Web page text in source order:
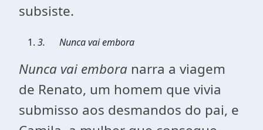
subsiste.
3. Nunca vai embora
Nunca vai embora narra a viagem
de Renato, um homem que vivia
submisso aos desmandos do pai, e